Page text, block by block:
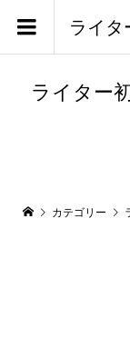
ライタ
ライター
カテゴリー